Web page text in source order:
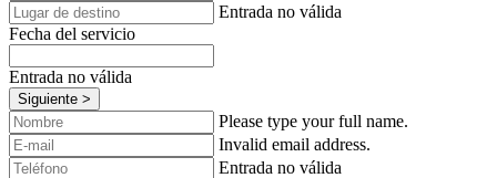
Entrada no válida
Fecha del servicio
Entrada no válida
Siguiente >
Please type your full name.
Invalid email address.
Entrada no válida